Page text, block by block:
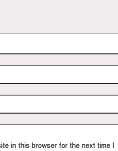
in this browser for the next time I